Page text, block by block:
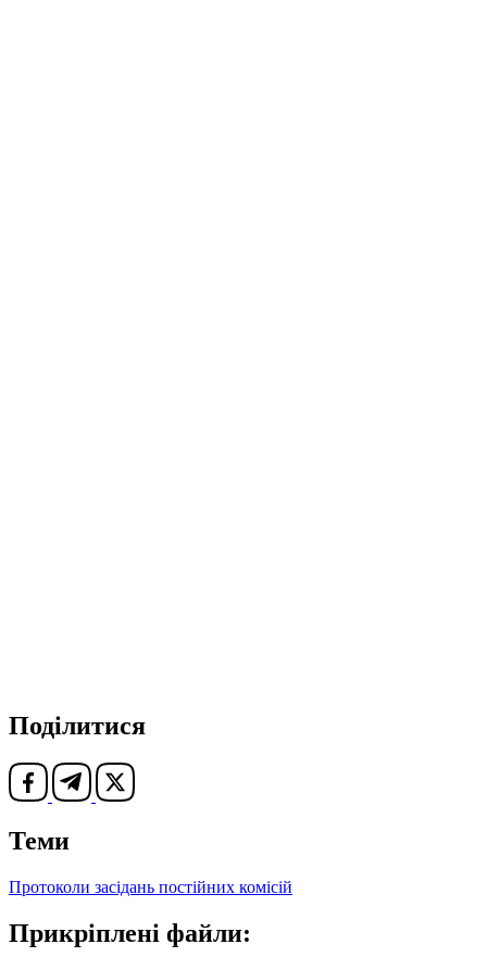
Поділитися
Теми
Протоколи засідань постійних комісій
Прикріплені файли: